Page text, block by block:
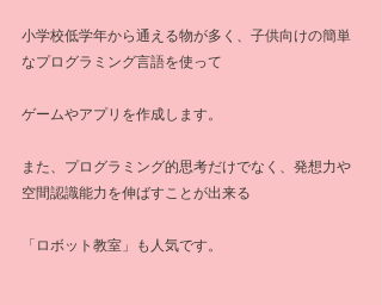
小学校低学年から通える物が多く、子供向けの簡単
なプログラミング言語を使って
ゲームやアプリを作成します。
また、プログラミング的思考だけでなく、発想力や
空間認識能力を伸ばすことが出来る
「ロボット教室」も人気です。